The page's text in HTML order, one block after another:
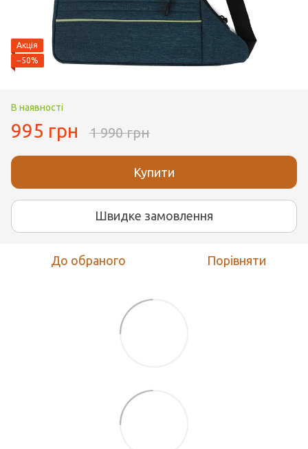
Акція
−50%
В наявності
995 грн 1 990 грн
Купити
Швидке замовлення
До обраного Порівняти